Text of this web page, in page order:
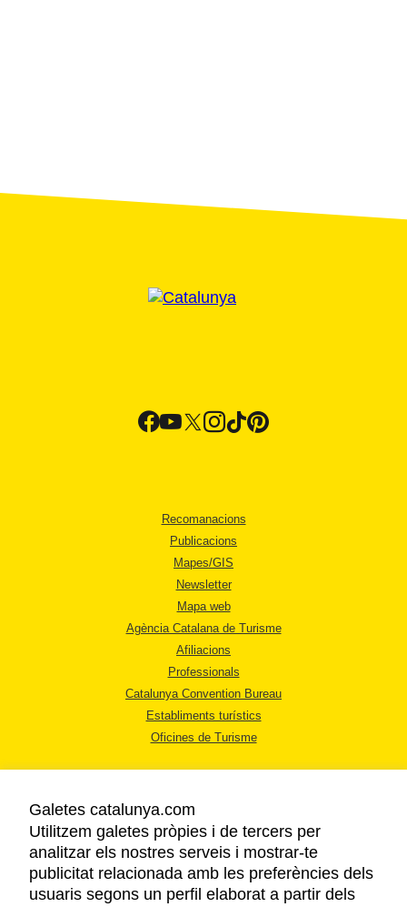
Recomanacions
Publicacions
Mapes/GIS
Newsletter
Mapa web
Agència Catalana de Turisme
Afiliacions
Professionals
Catalunya Convention Bureau
Establiments turístics
Oficines de Turisme
AVÍS LEGAL
POLÍTICA DE PRIVACITAT
Galetes catalunya.com
Utilitzem galetes pròpies i de tercers per
analitzar els nostres serveis i mostrar-te
publicitat relacionada amb les preferències dels
usuaris segons un perfil elaborat a partir dels